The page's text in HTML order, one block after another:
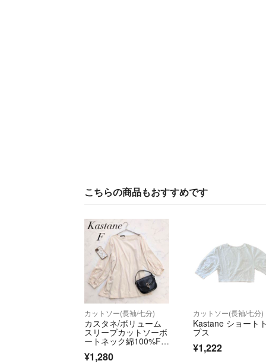
こちらの商品もおすすめです
カットソー(長袖/七分)
カスタネ/ボリューム
スリーブカットソーボ
ートネック綿100%Fサ
イズ☘️
¥1,280
カットソー(長袖/七分)
Kastane ショート
プス
¥1,222